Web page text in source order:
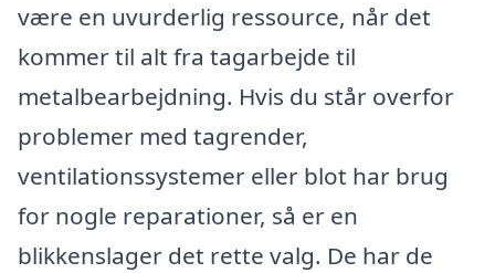
være en uvurderlig ressource, når det
kommer til alt fra tagarbejde til
metalbearbejdning. Hvis du står overfor
problemer med tagrender,
ventilationssystemer eller blot har brug
for nogle reparationer, så er en
blikkenslager det rette valg. De har de